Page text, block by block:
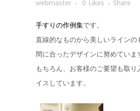
webmaster
0 Likes Share
手すりの作例集です。
直線的なものから美しいラインの
間に合ったデザインに努めていま
もちろん、お客様のご要望も取り
イスしています。